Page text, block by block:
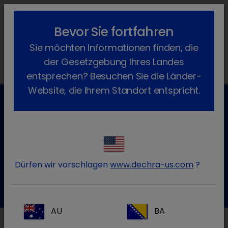
lock_outline search menu
January
Kontaktieren Sie unseren Kundenservice.
Zum Kontaktformular
Bevor Sie fortfahren
Sie möchten Informationen finden, die
der Gesetzgebung Ihres Landes
entsprechen? Besuchen Sie die Länder-
Website, die Ihrem Standort entspricht.
Dürfen wir vorschlagenwww.dechra-us.com ?
AU BA